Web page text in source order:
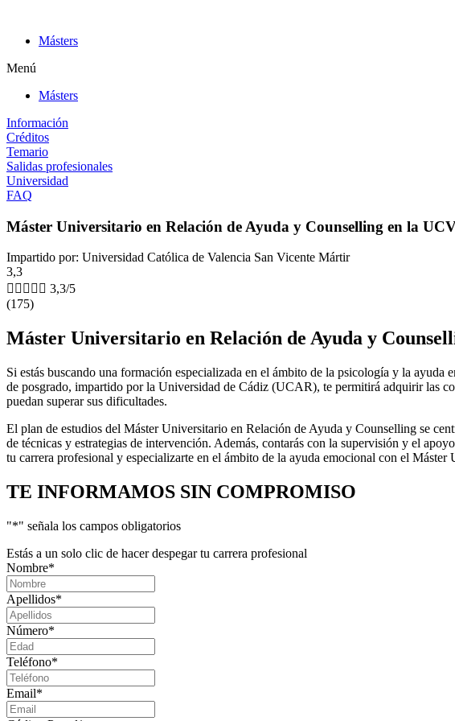
contenidoMásters
Menú
Másters
Información
Créditos
Temario
Salidas profesionales
Universidad
FAQ
Máster Universitario en Relación de Ayuda y Counselling en la
Impartido por: Universidad Católica de Valencia San Vicente Mártir
3,3
     3,3/5
(175)
Máster Universitario en Relación de Ayuda y
Si estás buscando una formación especializada en el ámbito de la psicología y la ayuda
de posgrado, impartido por la Universidad de Cádiz (UCAR), te permitirá adquirir las
puedan superar sus dificultades.
El plan de estudios del Máster Universitario en Relación de Ayuda y Counselling se
de técnicas y estrategias de intervención. Además, contarás con la supervisión y el
tu carrera profesional y especializarte en el ámbito de la ayuda emocional con el
TE INFORMAMOS SIN COMPROMISO
"*" señala los campos obligatorios
Estás a un solo clic de hacer despegar tu carrera profesional
Nombre*
Apellidos*
Número*
Teléfono*
Email*